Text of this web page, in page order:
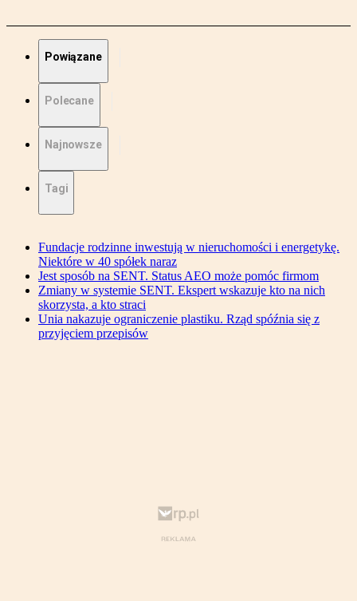
Powiązane
Polecane
Najnowsze
Tagi
Fundacje rodzinne inwestują w nieruchomości i energetykę.
Niektóre w 40 spółek naraz
Jest sposób na SENT. Status AEO może pomóc firmom
Zmiany w systemie SENT. Ekspert wskazuje kto na nich
skorzysta, a kto straci
Unia nakazuje ograniczenie plastiku. Rząd spóźnia się z
przyjęciem przepisów